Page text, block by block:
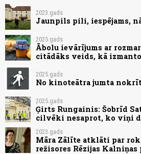
2023.gads
Jaunpils pili, iespējams,
2025.gads
Ābolu ievārījums ar
citādāks veids, kā
2025.gads
No kinoteātra jumta
2025.gads
Ģirts Rungainis: Šobrīd
cilvēki nesaprot, ko viņi
2023.gads
Māra Zālīte atklāti par
režisores Rēzijas